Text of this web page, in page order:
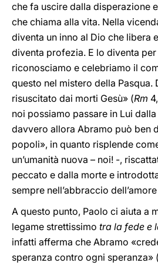
che fa uscire dalla disperazione
che chiama alla vita. Nella
diventa un inno al Dio che libera
diventa profezia. E lo diventa
riconosciamo e celebriamo il
questo nel mistero della Pasqua.
risuscitato dai morti Gesù» (Rm
noi possiamo passare in Lui
davvero allora Abramo può ben
popoli», in quanto risplende
un’umanità nuova – noi! -,
peccato e dalla morte e
sempre nell’abbraccio
A questo punto, Paolo ci aiuta a
legame strettissimo tra la fede e
infatti afferma che Abramo
speranza contro ogni speranza» (